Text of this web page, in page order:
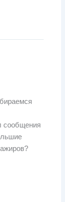
сообщения